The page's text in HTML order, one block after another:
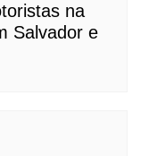
na
Salvador e